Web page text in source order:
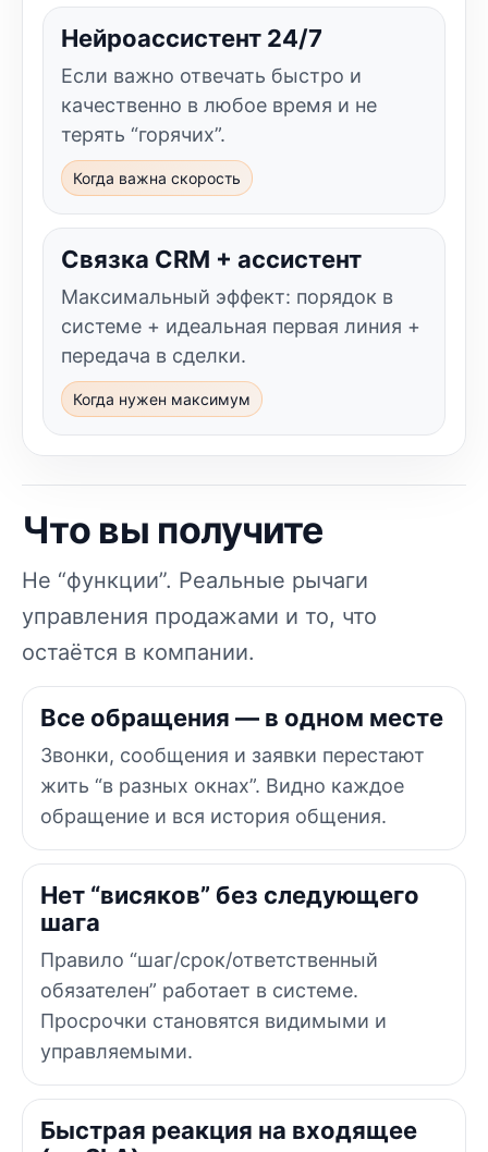
Нейроассистент 24/7
Если важно отвечать быстро и
качественно в любое время и не
терять “горячих”.
Когда важна скорость
Связка CRM + ассистент
Максимальный эффект: порядок в
системе + идеальная первая линия +
передача в сделки.
Когда нужен максимум
Что вы получите
Не “функции”. Реальные рычаги
управления продажами и то, что
остаётся в компании.
Все обращения — в одном месте
Звонки, сообщения и заявки перестают
жить “в разных окнах”. Видно каждое
обращение и вся история общения.
Нет “висяков” без следующего
шага
Правило “шаг/срок/ответственный
обязателен” работает в системе.
Просрочки становятся видимыми и
управляемыми.
Быстрая реакция на входящее